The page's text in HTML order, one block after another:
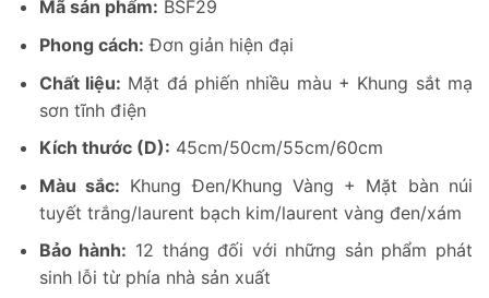
Mã sản phẩm: BSF29
Phong cách: Đơn giản hiện đại
Chất liệu: Mặt đá phiến nhiều màu + Khung sắt mạ
sơn tĩnh điện
Kích thước (D): 45cm/50cm/55cm/60cm
Màu sắc: Khung Đen/Khung Vàng + Mặt bàn núi
tuyết trắng/laurent bạch kim/laurent vàng đen/xám
Bảo hành: 12 tháng đối với những sản phẩm phát
sinh lỗi từ phía nhà sản xuất